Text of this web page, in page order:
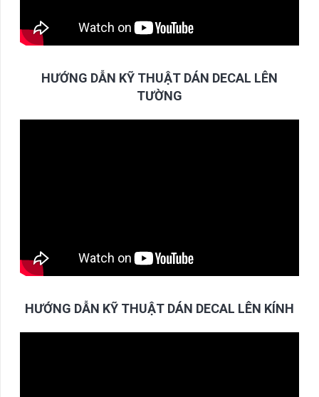
HƯỚNG DẪN KỸ THUẬT DÁN DECAL LÊN
TƯỜNG
HƯỚNG DẪN KỸ THUẬT DÁN DECAL LÊN KÍNH